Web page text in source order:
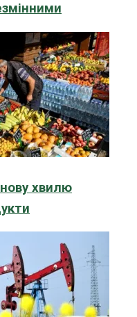
хвилю